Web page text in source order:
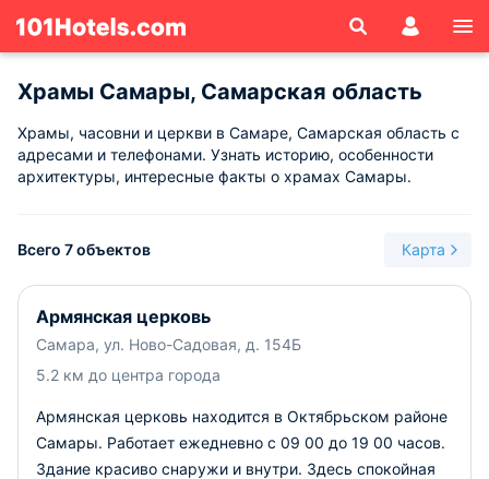
Храмы Самары, Самарская область
Храмы, часовни и церкви в Самаре, Самарская область с
адресами и телефонами. Узнать историю, особенности
архитектуры, интересные факты о храмах Самары.
Всего 7 объектов Карта
Армянская церковь
Самара, ул. Ново-Садовая, д. 154Б
5.2 км до центра города
Армянская церковь находится в Октябрьском районе
Самары. Работает ежедневно с 09 00 до 19 00 часов.
Здание красиво снаружи и внутри. Здесь спокойная